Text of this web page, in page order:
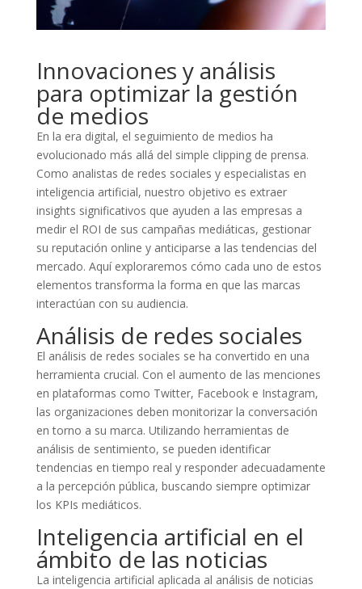
Innovaciones y análisis
para optimizar la gestión
de medios
En la era digital, el seguimiento de medios ha
evolucionado más allá del simple clipping de prensa.
Como analistas de redes sociales y especialistas en
inteligencia artificial, nuestro objetivo es extraer
insights significativos que ayuden a las empresas a
medir el ROI de sus campañas mediáticas, gestionar
su reputación online y anticiparse a las tendencias del
mercado. Aquí exploraremos cómo cada uno de estos
elementos transforma la forma en que las marcas
interactúan con su audiencia.
Análisis de redes sociales
El análisis de redes sociales se ha convertido en una
herramienta crucial. Con el aumento de las menciones
en plataformas como Twitter, Facebook e Instagram,
las organizaciones deben monitorizar la conversación
en torno a su marca. Utilizando herramientas de
análisis de sentimiento, se pueden identificar
tendencias en tiempo real y responder adecuadamente
a la percepción pública, buscando siempre optimizar
los KPIs mediáticos.
Inteligencia artificial en el
ámbito de las noticias
La inteligencia artificial aplicada al análisis de noticias